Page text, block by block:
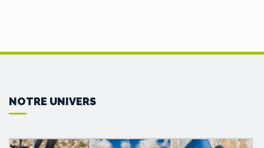
NOTRE UNIVERS